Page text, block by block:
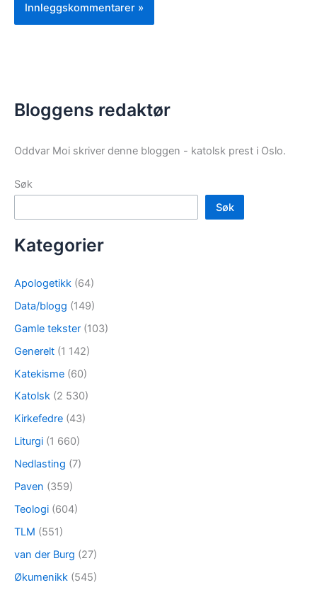
Bloggens redaktør
Oddvar Moi skriver denne bloggen - katolsk prest i Oslo.
Søk
Søk
Kategorier
Apologetikk (64)
Data/blogg (149)
Gamle tekster (103)
Generelt (1 142)
Katekisme (60)
Katolsk (2 530)
Kirkefedre (43)
Liturgi (1 660)
Nedlasting (7)
Paven (359)
Teologi (604)
TLM (551)
van der Burg (27)
Økumenikk (545)